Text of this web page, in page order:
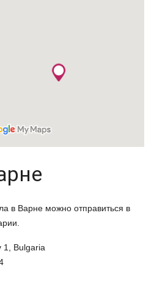
в Варне можно отправиться в
1, Bulgaria